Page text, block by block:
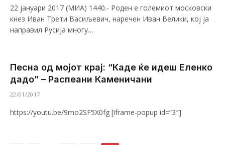
22 јануари 2017 (МИА) 1440.- Роден е големиот московски
кнез Иван Трети Васиљевич, наречен Иван Велики, кој ја
направил Русија многу…
Песна од мојот крај: “Каде ќе идеш Еленко
дадо” – Распеани Каменичани
22/01/2017
https://youtu.be/9mo2SF5X0fg [iframe-popup id=”3″]